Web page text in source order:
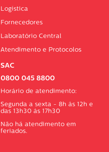
Logística
Fornecedores
Laboratório Central
Atendimento e Protocolos
SAC
0800 045 8800
Horário de atendimento:
Segunda a sexta - 8h às 12h e
das 13h30 às 17h30
Não há atendimento em
feriados.